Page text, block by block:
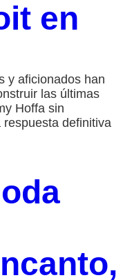
en
y aficionados han
las últimas
Hoffa sin
respuesta definitiva